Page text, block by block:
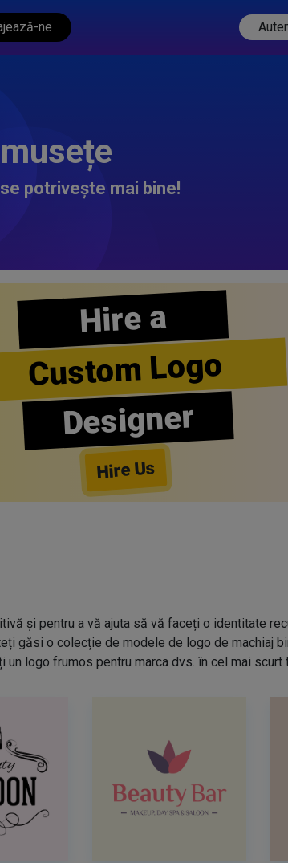
ne
potrivește mai bine!
Hire a
Custom Logo
Designer
Hire Us
și pentru a vă ajuta să vă faceți o identitate
găsi o colecție de modele de logo de machiaj
logo frumos pentru marca dvs. în cel mai scurt